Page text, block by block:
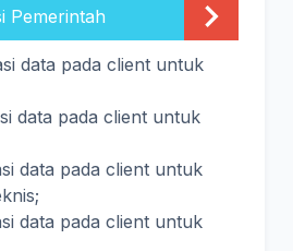
Pemerintah
data pada client untuk
data pada client untuk
data pada client untuk
data pada client untuk